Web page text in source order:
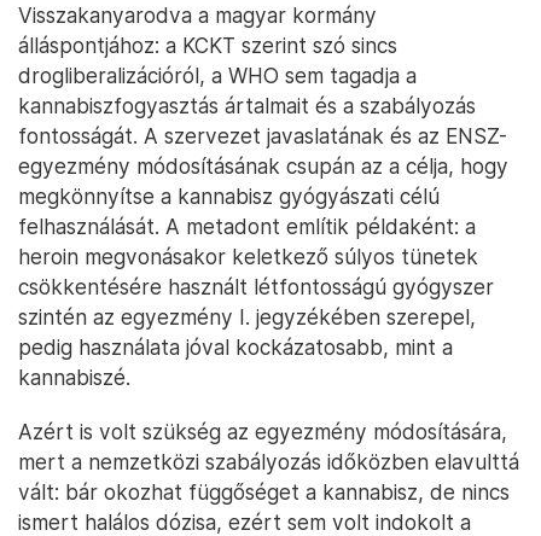
Visszakanyarodva a magyar kormány
álláspontjához: a KCKT szerint szó sincs
drogliberalizációról, a WHO sem tagadja a
kannabiszfogyasztás ártalmait és a szabályozás
fontosságát. A szervezet javaslatának és az ENSZ-
egyezmény módosításának csupán az a célja, hogy
megkönnyítse a kannabisz gyógyászati célú
felhasználását. A metadont említik példaként: a
heroin megvonásakor keletkező súlyos tünetek
csökkentésére használt létfontosságú gyógyszer
szintén az egyezmény I. jegyzékében szerepel,
pedig használata jóval kockázatosabb, mint a
kannabiszé.
Azért is volt szükség az egyezmény módosítására,
mert a nemzetközi szabályozás időközben elavulttá
vált: bár okozhat függőséget a kannabisz, de nincs
ismert halálos dózisa, ezért sem volt indokolt a